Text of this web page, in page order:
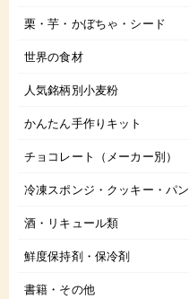
栗・芋・かぼちゃ・シード
世界の食材
人気銘柄別小麦粉
かんたん手作りキット
チョコレート（メーカー別）
冷凍スポンジ・クッキー・パン
酒・リキュール類
鮮度保持剤・保冷剤
書籍・その他